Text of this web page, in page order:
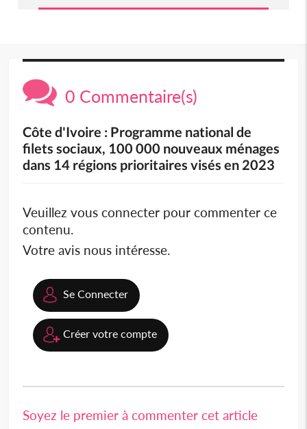
0 Commentaire(s)
Côte d'Ivoire : Programme national de
filets sociaux, 100 000 nouveaux ménages
dans 14 régions prioritaires visés en 2023
Veuillez vous connecter pour commenter ce
contenu.
Votre avis nous intéresse.
Se Connecter
Créer votre compte
Soyez le premier à commenter cet article